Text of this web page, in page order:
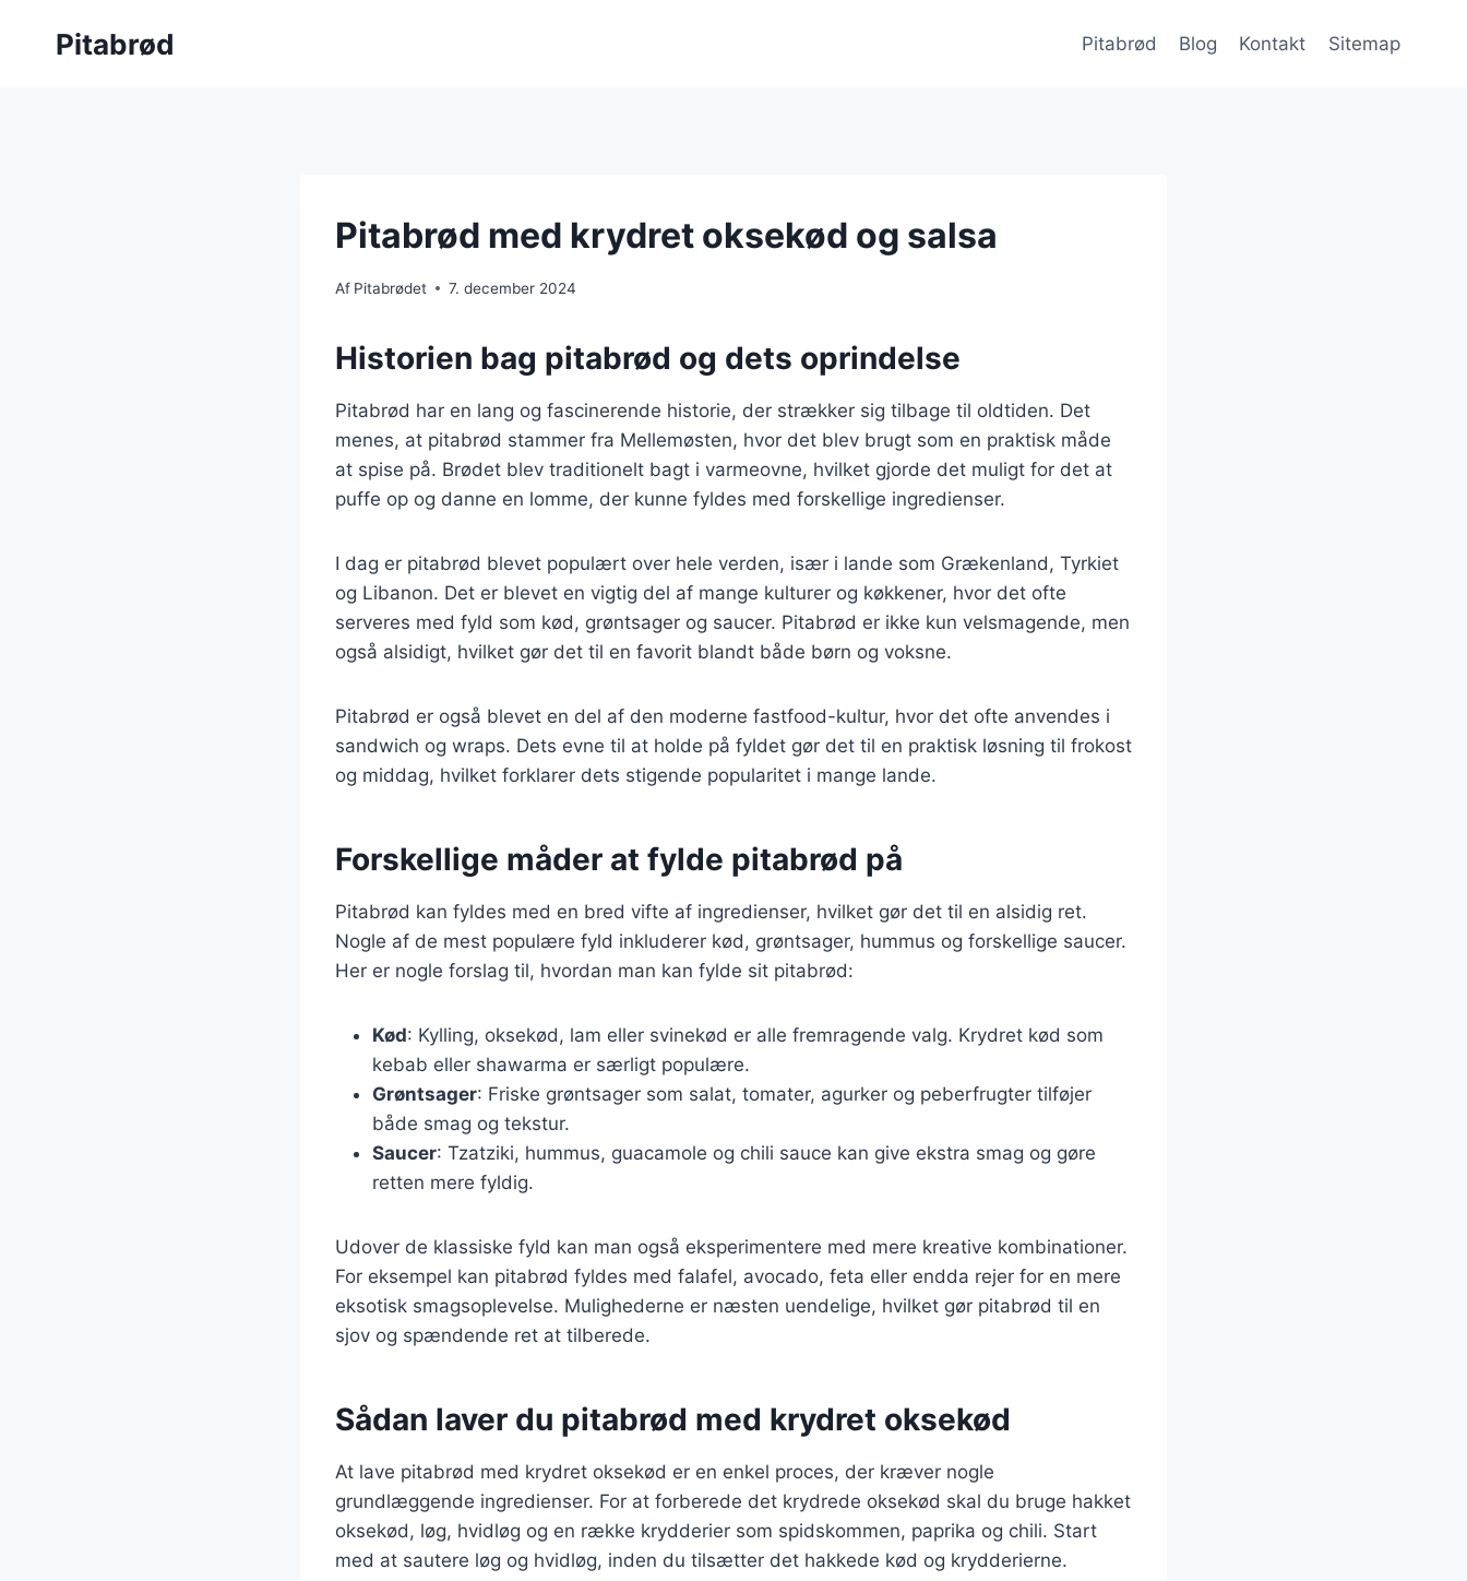
Pitabrød Pitabrød Blog Kontakt Sitemap
Pitabrød med krydret oksekød og salsa
Af Pitabrødet 7. december 2024
Historien bag pitabrød og dets oprindelse
Pitabrød har en lang og fascinerende historie, der strækker sig tilbage til oldtiden. Det
menes, at pitabrød stammer fra Mellemøsten, hvor det blev brugt som en praktisk måde
at spise på. Brødet blev traditionelt bagt i varmeovne, hvilket gjorde det muligt for det at
puffe op og danne en lomme, der kunne fyldes med forskellige ingredienser.
I dag er pitabrød blevet populært over hele verden, især i lande som Grækenland, Tyrkiet
og Libanon. Det er blevet en vigtig del af mange kulturer og køkkener, hvor det ofte
serveres med fyld som kød, grøntsager og saucer. Pitabrød er ikke kun velsmagende, men
også alsidigt, hvilket gør det til en favorit blandt både børn og voksne.
Pitabrød er også blevet en del af den moderne fastfood-kultur, hvor det ofte anvendes i
sandwich og wraps. Dets evne til at holde på fyldet gør det til en praktisk løsning til frokost
og middag, hvilket forklarer dets stigende popularitet i mange lande.
Forskellige måder at fylde pitabrød på
Pitabrød kan fyldes med en bred vifte af ingredienser, hvilket gør det til en alsidig ret.
Nogle af de mest populære fyld inkluderer kød, grøntsager, hummus og forskellige saucer.
Her er nogle forslag til, hvordan man kan fylde sit pitabrød:
Kød: Kylling, oksekød, lam eller svinekød er alle fremragende valg. Krydret kød som
kebab eller shawarma er særligt populære.
Grøntsager: Friske grøntsager som salat, tomater, agurker og peberfrugter tilføjer
både smag og tekstur.
Saucer: Tzatziki, hummus, guacamole og chili sauce kan give ekstra smag og gøre
retten mere fyldig.
Udover de klassiske fyld kan man også eksperimentere med mere kreative kombinationer.
For eksempel kan pitabrød fyldes med falafel, avocado, feta eller endda rejer for en mere
eksotisk smagsoplevelse. Mulighederne er næsten uendelige, hvilket gør pitabrød til en
sjov og spændende ret at tilberede.
Sådan laver du pitabrød med krydret oksekød
At lave pitabrød med krydret oksekød er en enkel proces, der kræver nogle
grundlæggende ingredienser. For at forberede det krydrede oksekød skal du bruge hakket
oksekød, løg, hvidløg og en række krydderier som spidskommen, paprika og chili. Start
med at sautere løg og hvidløg, inden du tilsætter det hakkede kød og krydderierne.